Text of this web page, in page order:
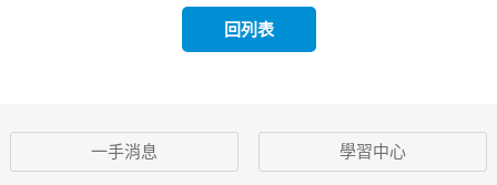
回列表
一手消息 學習中心